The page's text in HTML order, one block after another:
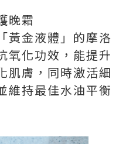
晚霜
黃金液體」的摩洛
氧化功效，能提升
肌膚，同時激活細
維持最佳水油平衡